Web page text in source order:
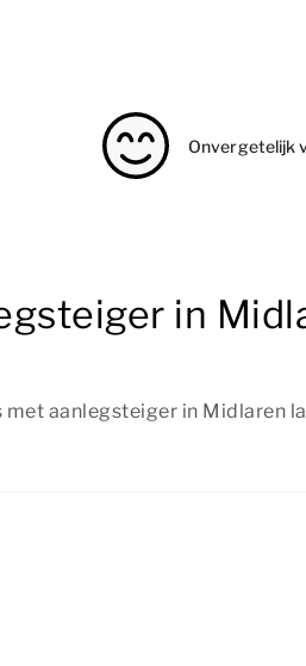
Onvergetelijk
in
met aanlegsteiger in Midlaren